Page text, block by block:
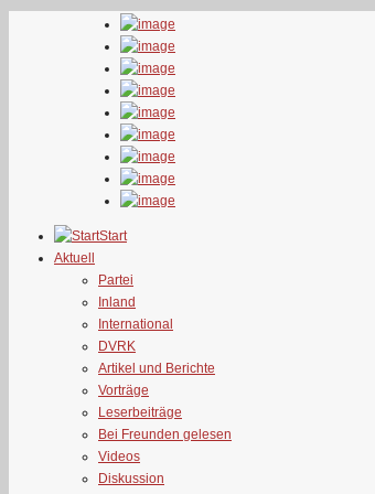
Start
Aktuell
Partei
Inland
International
DVRK
Artikel und Berichte
Vorträge
Leserbeiträge
Bei Freunden gelesen
Videos
Diskussion